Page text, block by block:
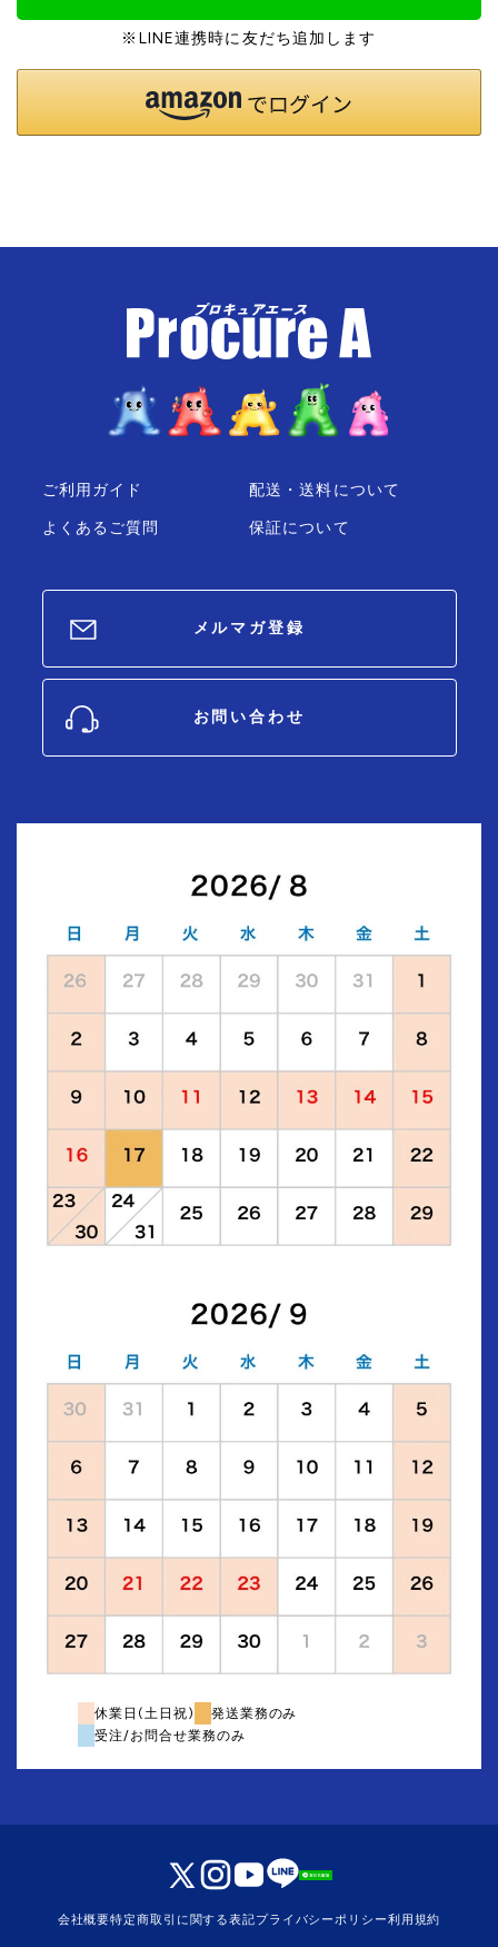
※LINE連携時に友だち追加します
ご利用ガイド
よくあるご質問
配送・送料について
保証について
メルマガ登録
お問い合わせ
休業日(土日祝)
発送業務のみ
受注/お問合せ業務のみ
会社概要特定商取引に関する表記プライバシーポリシー利用規約